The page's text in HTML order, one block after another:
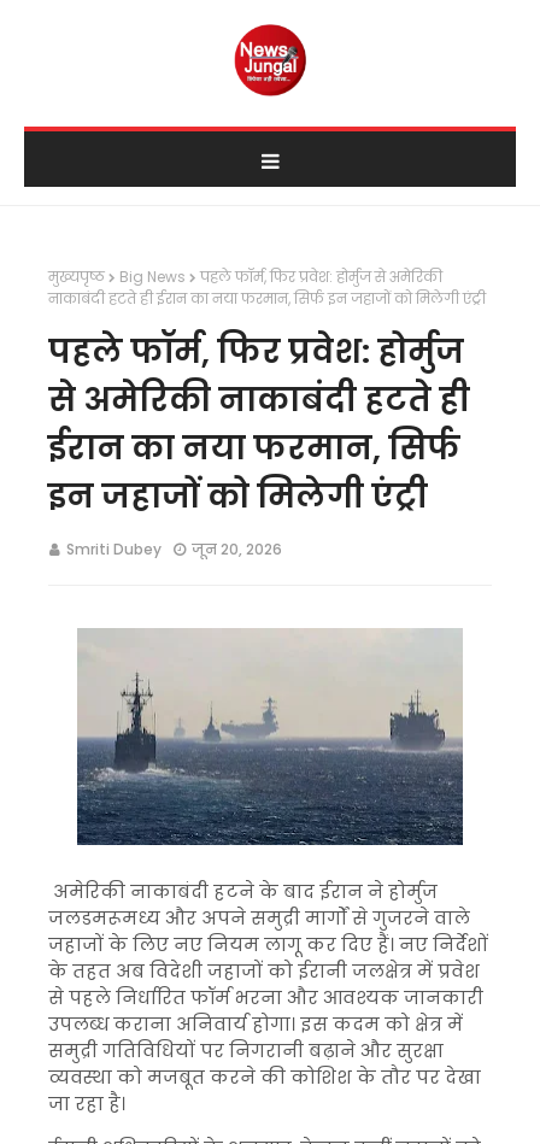
मुख्यपृष्ठ Big News
पहले फॉर्म, फिर प्रवेश: होर्मुज से अमेरिकी
नाकाबंदी हटते ही ईरान का नया फरमान, सिर्फ इन जहाजों को मिलेगी एंट्री
पहले फॉर्म, फिर प्रवेश: होर्मुज
से अमेरिकी नाकाबंदी हटते ही
ईरान का नया फरमान, सिर्फ
इन जहाजों को मिलेगी एंट्री
Smriti Dubey जून 20, 2026
अमेरिकी नाकाबंदी हटने के बाद ईरान ने होर्मुज
जलडमरूमध्य और अपने समुद्री मार्गों से गुजरने वाले
जहाजों के लिए नए नियम लागू कर दिए हैं। नए निर्देशों
के तहत अब विदेशी जहाजों को ईरानी जलक्षेत्र में प्रवेश
से पहले निर्धारित फॉर्म भरना और आवश्यक जानकारी
उपलब्ध कराना अनिवार्य होगा। इस कदम को क्षेत्र में
समुद्री गतिविधियों पर निगरानी बढ़ाने और सुरक्षा
व्यवस्था को मजबूत करने की कोशिश के तौर पर देखा
जा रहा है।